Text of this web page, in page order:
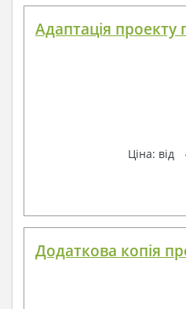
Адаптація проекту
Ціна: від
Додаткова копія